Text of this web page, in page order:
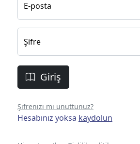
E-posta
Şifre
Giriş
Şifrenizi mi unuttunuz?
Hesabınız yoksa kaydolun